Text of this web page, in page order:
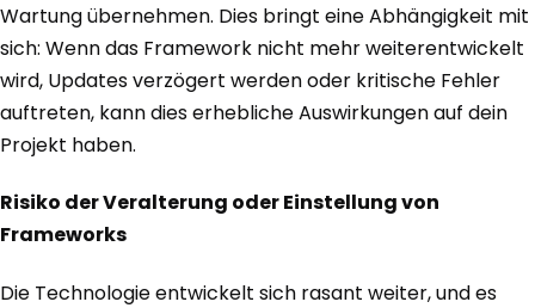
Wartung übernehmen. Dies bringt eine Abhängigkeit mit
sich: Wenn das Framework nicht mehr weiterentwickelt
wird, Updates verzögert werden oder kritische Fehler
auftreten, kann dies erhebliche Auswirkungen auf dein
Projekt haben.
Risiko der Veralterung oder Einstellung von
Frameworks
Die Technologie entwickelt sich rasant weiter, und es